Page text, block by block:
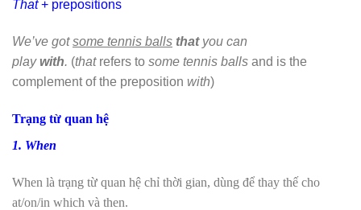
That+ prepositions
We’ve gotsome tennis balls thatyou can
playwith. (thatrefers to some tennis balls and is the
complement of the preposition with)
Trạng từ quan hệ
1. When
When là trạng từ quan hệ chỉ thời gian, dùng để thay thế cho
at/on/in which và then.